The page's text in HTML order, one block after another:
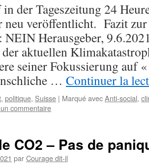
der Tageszeitung 24
neu veröffentlicht. Fazit
NEIN Herausgeber,
der aktuellen
seiner Fokussierung auf
… Continuer la
, politique, Suisse | Marqué avecAnti-social,
commentaire
CO2 – Pas de
parCourage dit-il